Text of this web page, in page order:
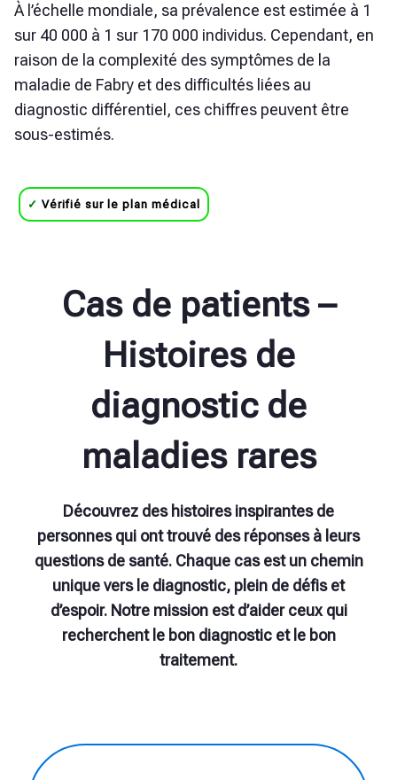
À l’échelle mondiale, sa prévalence est estimée à 1
sur 40 000 à 1 sur 170 000 individus. Cependant, en
raison de la complexité des symptômes de la
maladie de Fabry et des difficultés liées au
diagnostic différentiel, ces chiffres peuvent être
sous-estimés.
✓ Vérifié sur le plan médical
Cas de patients –
Histoires de
diagnostic de
maladies rares
Découvrez des histoires inspirantes de
personnes qui ont trouvé des réponses à leurs
questions de santé. Chaque cas est un chemin
unique vers le diagnostic, plein de défis et
d’espoir. Notre mission est d’aider ceux qui
recherchent le bon diagnostic et le bon
traitement.